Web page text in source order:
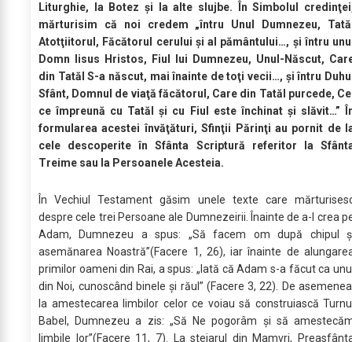
Liturghie, la Botez şi la alte slujbe. În Simbolul
mărturisim că noi credem „întru Unul Dumnezeu,
Atotţiitorul, Făcătorul cerului şi al pământului…, şi întru
Domn Iisus Hristos, Fiul lui Dumnezeu, Unul-Născut,
din Tatăl S-a născut, mai înainte de toţi vecii…, şi întru
Sfânt, Domnul de viaţă făcătorul, Care din Tatăl purcede,
ce împreună cu Tatăl şi cu Fiul este închinat şi slăvit…”
formularea acestei învăţături, Sfinţii Părinţi au pornit de
cele descoperite în Sfânta Scriptură referitor la
Treime sau la Persoanele Acesteia.
În Vechiul Testament găsim unele texte care
despre cele trei Persoane ale Dumnezeirii. Înainte de a-l crea
Adam, Dumnezeu a spus: „Să facem om după chipul
asemănarea Noastră”(Facere 1, 26), iar înainte de
primilor oameni din Rai, a spus: „Iată că Adam s-a făcut ca
din Noi, cunoscând binele şi răul” (Facere 3, 22). De
la amestecarea limbilor celor ce voiau să construiască
Babel, Dumnezeu a zis: „Să Ne pogorâm şi să
limbile lor”(Facere 11, 7). La stejarul din Mamvri,